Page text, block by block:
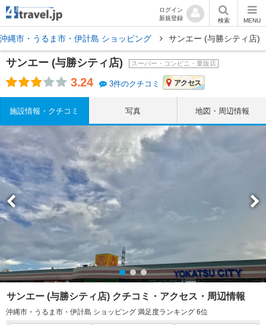
ログイン
新規登録
検索 MENU
沖縄市・うるま市・伊計島 ショッピング サンエー (与勝シティ店)
サンエー (与勝シティ店) スーパー・コンビニ・量販店
3.24 3件のクチコミ アクセス
施設情報・クチコミ 写真 地図・周辺情報
サンエー (与勝シティ店) クチコミ・アクセス・周辺情報
沖縄市・うるま市・伊計島 ショッピング 満足度ランキング 6位